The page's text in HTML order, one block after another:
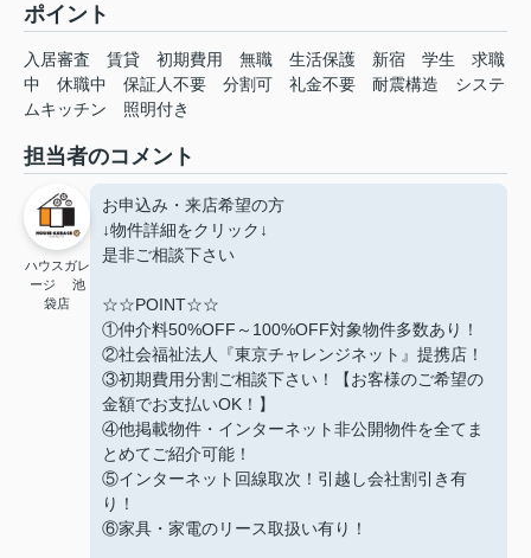
ポイント
入居審査 賃貸 初期費用 無職 生活保護 新宿 学生
求職
中
休職中 保証人不要 分割可 礼金不要 耐震構造
システ
ムキッチン
照明付き
担当者のコメント
ハウスガレ
ージ 池
袋店
お申込み・来店希望の方
↓物件詳細をクリック↓
是非ご相談下さい
☆☆POINT☆☆
①仲介料50%OFF～100%OFF対象物件多数あり！
②社会福祉法人『東京チャレンジネット』提携店！
③初期費用分割ご相談下さい！【お客様のご希望の
金額でお支払いOK！】
④他掲載物件・インターネット非公開物件を全てま
とめてご紹介可能！
⑤インターネット回線取次！引越し会社割引き有
り！
⑥家具・家電のリース取扱い有り！